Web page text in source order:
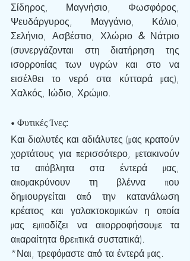
Σίδηρος, Μαγνήσιο, Φωσφόρος,
Ψευδάργυρος, Μαγγάνιο, Κάλιο,
Σελήνιο, Ασβέστιο, Χλώριο & Νάτριο
(συνεργάζονται στη διατήρηση της
ισορροπίας των υγρών και στο να
εισέλθει το νερό στα κύτταρά μας),
Χαλκός, Ιώδιο, Χρώμιο.
• Φυτικές Ίνες:
Και διαλυτές και αδιάλυτες (μας κρατούν
χορτάτους για περισσότερο, μετακινούν
τα απόβλητα στα έντερά μας,
απομακρύνουν τη βλέννα που
δημιουργείται από την κατανάλωση
κρέατος και γαλακτοκομικών η οποία
μας εμποδίζει να απορροφήσουμε τα
απαραίτητα θρεπτικά συστατικά).
*Ναι, τρεφόμαστε από τα έντερά μας.